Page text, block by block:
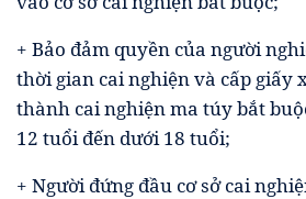
+ Bảo đảm quyền của người
thời gian cai nghiện và cấp giấy
thành cai nghiện ma túy bắt
12 tuổi đến dưới 18 tuổi;
+ Người đứng đầu cơ sở cai